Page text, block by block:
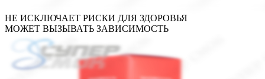
НЕ ИСКЛЮЧАЕТ РИСКИ ДЛЯ ЗДОРОВЬЯ
МОЖЕТ ВЫЗЫВАТЬ ЗАВИСИМОСТЬ